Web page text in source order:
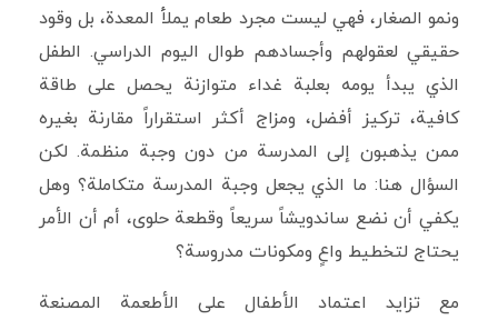
ونمو الصغار، فهي ليست مجرد طعام يملأ المعدة، بل وقود
حقيقي لعقولهم وأجسادهم طوال اليوم الدراسي. الطفل
الذي يبدأ يومه بعلبة غداء متوازنة يحصل على طاقة
كافية، تركيز أفضل، ومزاج أكثر استقراراً مقارنة بغيره
ممن يذهبون إلى المدرسة من دون وجبة منظمة. لكن
السؤال هنا: ما الذي يجعل وجبة المدرسة متكاملة؟ وهل
يكفي أن نضع ساندويشاً سريعاً وقطعة حلوى، أم أن الأمر
يحتاج لتخطيط واعٍ ومكونات مدروسة؟
مع تزايد اعتماد الأطفال على الأطعمة المصنعة